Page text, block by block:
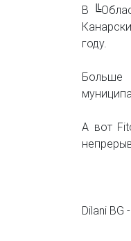
В
году.
Больше
А вот
Dilani BG -